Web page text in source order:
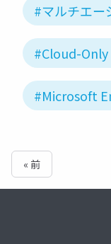
#マルチエー
#Cloud-
#Microsoft
« 前